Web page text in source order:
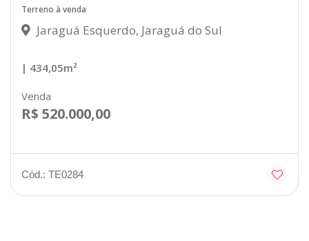
Terreno à venda
Jaraguá Esquerdo, Jaraguá do Sul
| 434,05m²
Venda
R$ 520.000,00
Cód.: TE0284